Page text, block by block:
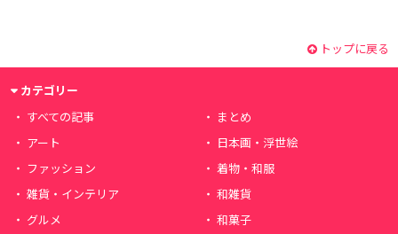
トップに戻る
カテゴリー
すべての記事
まとめ
アート
日本画・浮世絵
ファッション
着物・和服
雑貨・インテリア
和雑貨
グルメ
和菓子